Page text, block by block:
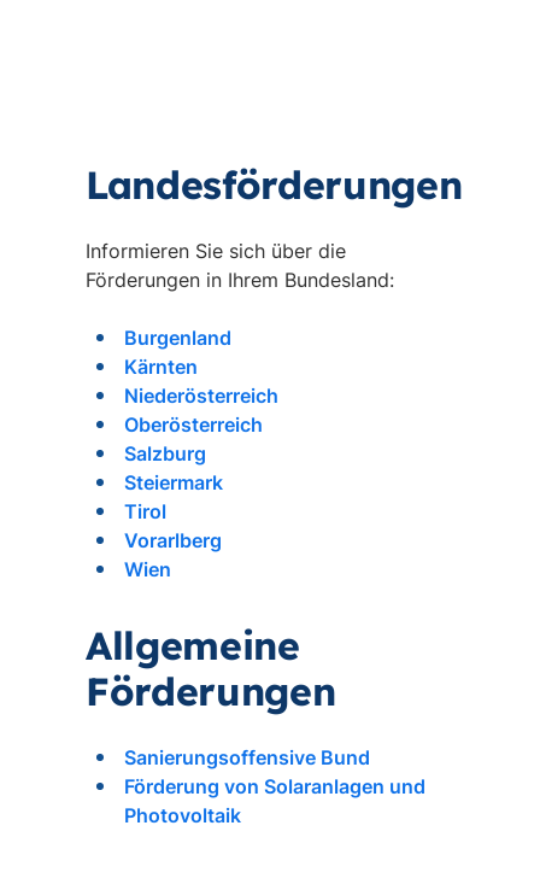
Landesförderungen
Informieren Sie sich über die
Förderungen in Ihrem Bundesland:
Burgenland
Kärnten
Niederösterreich
Oberösterreich
Salzburg
Steiermark
Tirol
Vorarlberg
Wien
Allgemeine
Förderungen
Sanierungsoffensive Bund
Förderung von Solaranlagen und
Photovoltaik